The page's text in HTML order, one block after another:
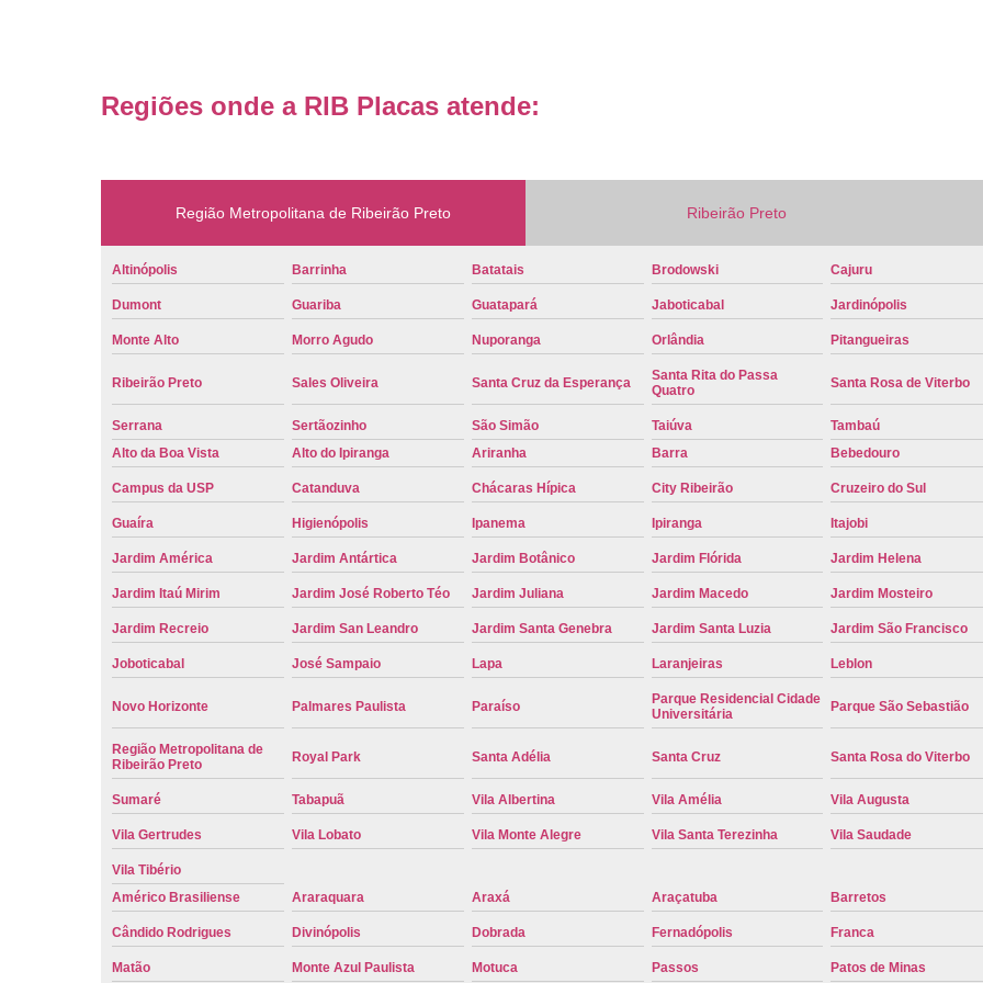
Placa Azul Mercosul
Placa da
Placa do Mercosul
Placa
Modelo de Placa Mercosul
Modelo
Modelo Placa Mercosul
Placa de Veículo Mercosul
Placa Mercosul com Nome da Cidade
Placa Amarela Carro
Placa
Placa de Carro Cinza
Placa
Placa de um Carro Cravinhos
Placa
Placa Preta de Carro
Placa
Placa de Identificação Veicular
Placa Veicular Azul
Placa
Placa Veicular Mercosul
Placa
Reforma de Placa Automotiva
Reforma de Placa Automotiva
Reforma de Placa Veicular
Reforma Placa Veicular
Serviço de Reforma de Placa
Serviço de Reforma Placa Veicular
Regiões onde a RIB Placas atende:
Região Metropolitana de Ribeirão Preto Ribeirão Preto
Altinópolis Barrinha Batatais Brodowski Cajuru
Dumont Guariba Guatapará Jaboticabal Jardinópolis
Monte Alto Morro Agudo Nuporanga Orlândia Pitangueiras
Ribeirão Preto Sales Oliveira Santa Cruz da Esperança
Santa Rita do Passa
Quatro
Santa Rosa de Viterbo
Serrana Sertãozinho São Simão Taiúva Tambaú
Alto da Boa Vista
Alto do Ipiranga Ariranha Barra Bebedouro
Campus da USP Catanduva Chácaras Hípica City Ribeirão Cruzeiro do Sul
Guaíra Higienópolis Ipanema Ipiranga Itajobi
Jardim América Jardim Antártica Jardim Botânico Jardim Flórida Jardim Helena
Jardim Itaú Mirim Jardim José Roberto Téo Jardim Juliana Jardim Macedo Jardim Mosteiro
Jardim Recreio Jardim San Leandro Jardim Santa Genebra Jardim Santa Luzia Jardim São Francisco
Joboticabal José Sampaio Lapa Laranjeiras Leblon
Novo Horizonte Palmares Paulista Paraíso
Parque Residencial Cidade
Universitária
Parque São Sebastião
Região Metropolitana de
Ribeirão Preto
Royal Park Santa Adélia Santa Cruz Santa Rosa do Viterbo
Sumaré Tabapuã Vila Albertina Vila Amélia Vila Augusta
Vila Gertrudes Vila Lobato Vila Monte Alegre Vila Santa Terezinha Vila Saudade
Vila Tibério
Américo Brasiliense
Araraquara Araxá Araçatuba Barretos
Cândido Rodrigues Divinópolis Dobrada Fernadópolis Franca
Matão Monte Azul Paulista Motuca Passos Patos de Minas